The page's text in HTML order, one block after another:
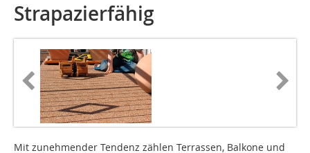
Strapazierfähig
Mit zunehmender Tendenz zählen Terrassen, Balkone und